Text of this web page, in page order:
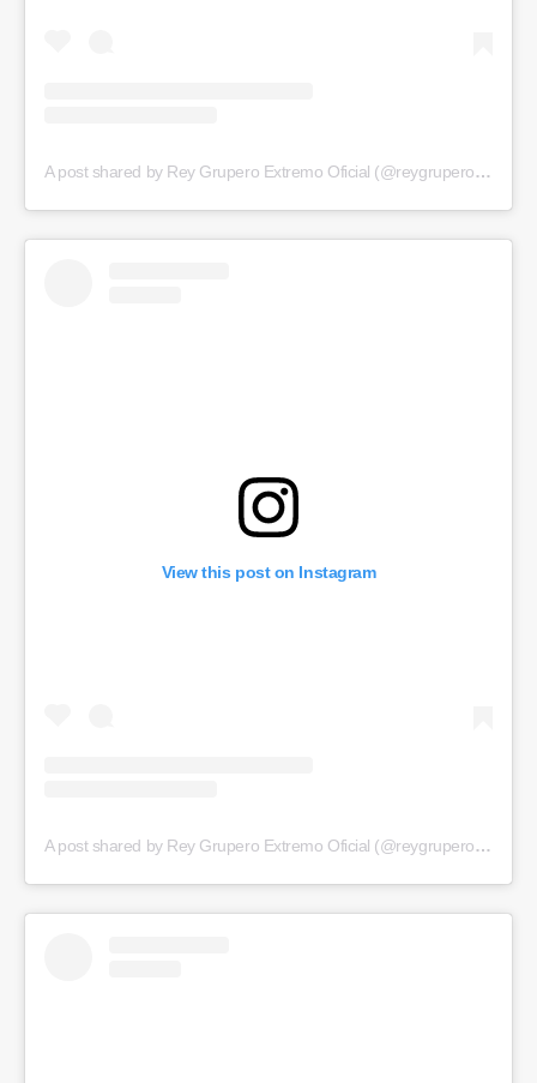
A post shared by Rey Grupero Extremo Oficial (@reygruperomx)
View this post on Instagram
A post shared by Rey Grupero Extremo Oficial (@reygruperomx)